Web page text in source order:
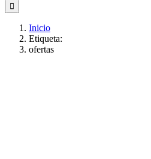
Inicio
Etiqueta:
ofertas